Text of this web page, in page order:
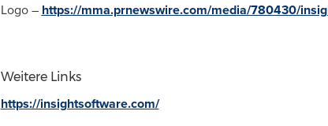
Logo – https://mma.prnewswire.com/media/780430/
Weitere Links
https://insightsoftware.com/